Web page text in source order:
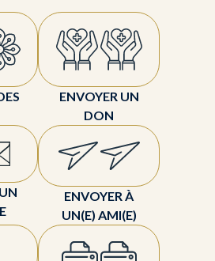
ENVOYER UN
DON
ENVOYER À
UN(E) AMI(E)